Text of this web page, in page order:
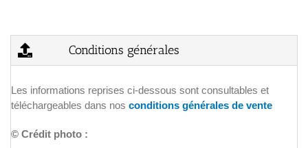
… et vous qui êtes-vous ?
Conditions générales
Les informations reprises ci-dessous sont consultables et
téléchargeables dans nos conditions générales de vente
© Crédit photo :